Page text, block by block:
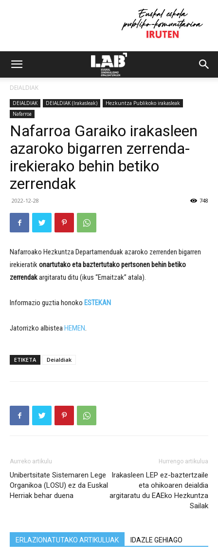
DEIALDIAK
DEIALDIAK DEIALDIAK (Irakasleak)
Hezkuntza Publikoko irakasleak
Nafarroa
Nafarroa Garaiko irakasleen
azaroko bigarren zerrenda-
irekierako behin betiko
zerrendak
2022-12-28 748
Nafarroako Hezkuntza Departamenduak azaroko zerrenden bigarren
irekieratikonartutako eta baztertutako pertsonen behin betiko
zerrendakargitaratu ditu (ikus “Emaitzak” atala).
Informazio guztia honoko ESTEKAN
Jatorrizko albisteaHEMEN.
ETIKETA Deialdiak
Aurreko artikulu
Unibertsitate Sistemaren Lege
Organikoa (LOSU) ez da Euskal
Herriak behar duena
Hurrengo artikulua
Irakasleen LEP ez-baztertzaile
eta ohikoaren deialdia
argitaratu du EAEko Hezkuntza
Sailak
ERLAZIONATUTAKO ARTIKULUAK IDAZLE GEHIAGO